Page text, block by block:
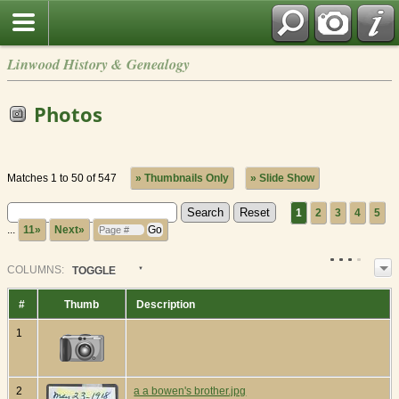
Linwood History & Genealogy
Photos
Matches 1 to 50 of 547 » Thumbnails Only » Slide Show
1 2 3 4
5
11» Next»
COLUMN S: TOGGLE
# Thumb Description
1
2 a a bowen's brother.jpg